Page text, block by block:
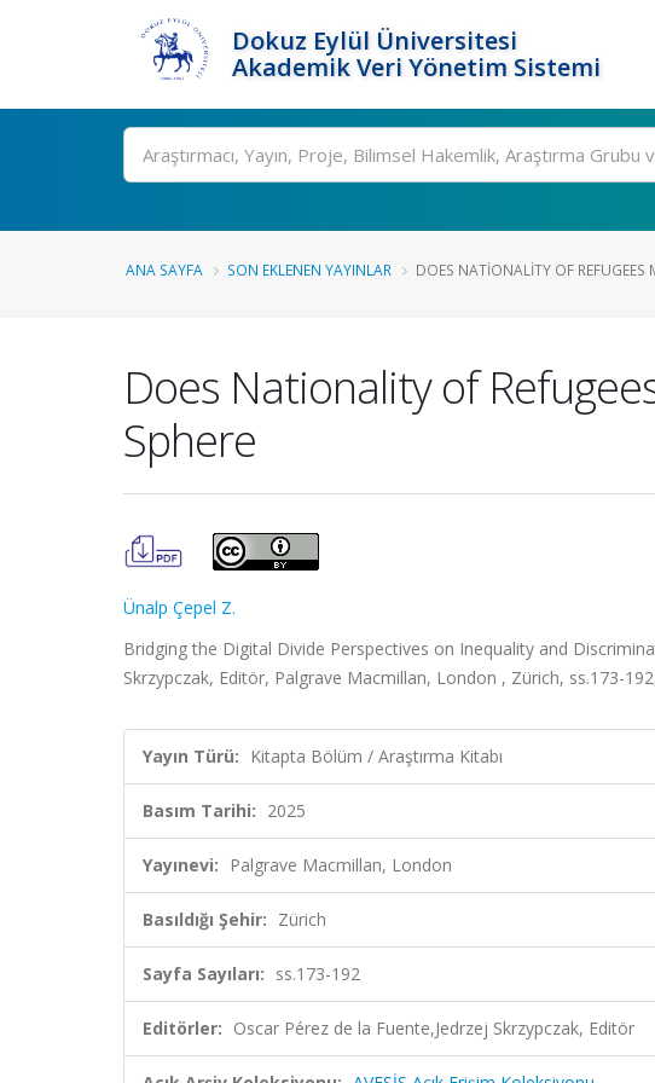
Dokuz Eylül Üniversitesi
Akademik Veri Yönetim Sistemi
Ara
ANA SAYFA SON EKLENEN YAYINLAR DOES NATIONALITY OF REFUGEES
Does Nationality of
Sphere
Ünalp Çepel Z.
Bridging the Digital Divide Perspectives on Inequality and
Skrzypczak, Editör, Palgrave Macmillan, London , Zürich, ss.173-
Yayın Türü: Kitapta Bölüm / Araştırma Kitabı
Basım Tarihi: 2025
Yayınevi: Palgrave Macmillan, London
Basıldığı Şehir: Zürich
Sayfa Sayıları: ss.173-192
Editörler: Oscar Pérez de la Fuente,Jedrzej Skrzypczak, Editör